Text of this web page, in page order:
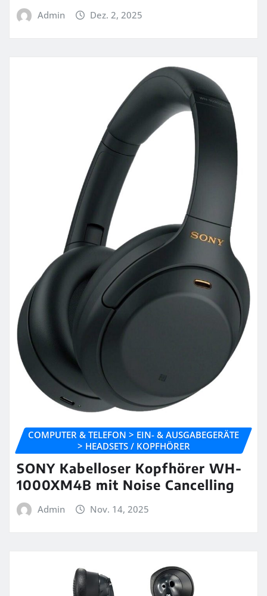
Admin Dez. 2, 2025
COMPUTER & TELEFON > EIN- & AUSGABEGERÄTE
> HEADSETS / KOPFHÖRER
SONY Kabelloser Kopfhörer WH-
1000XM4B mit Noise Cancelling
Admin Nov. 14, 2025